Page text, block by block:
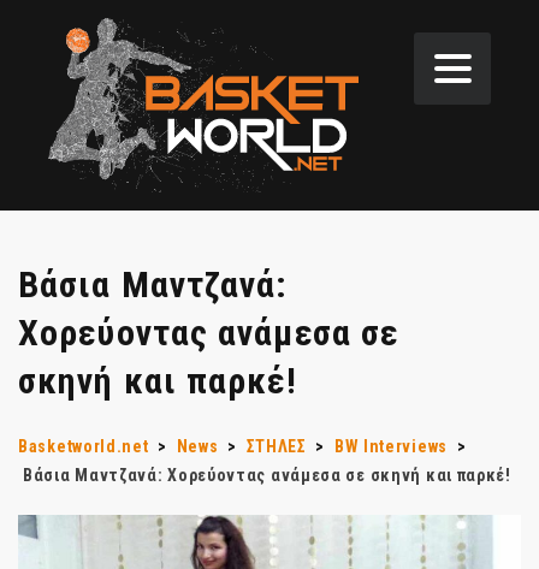
Βάσια Μαντζανά:
Χορεύοντας ανάμεσα σε
σκηνή και παρκέ!
Basketworld.net > News > ΣΤΗΛΕΣ > BW Interviews
>
Βάσια Μαντζανά: Χορεύοντας ανάμεσα σε σκηνή και παρκέ!